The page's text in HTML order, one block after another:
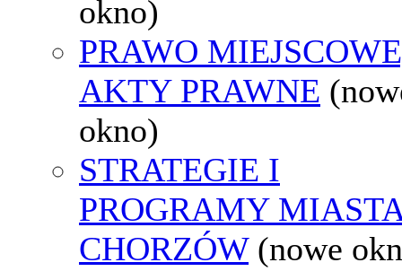
okno)
PRAWO
AKTY PRAWNE
okno)
STRATEGIE I
PROGRAMY
CHORZÓW (nowe